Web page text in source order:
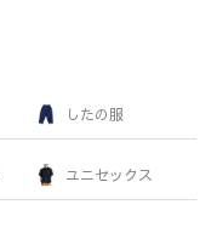
したの服
ユニセックス